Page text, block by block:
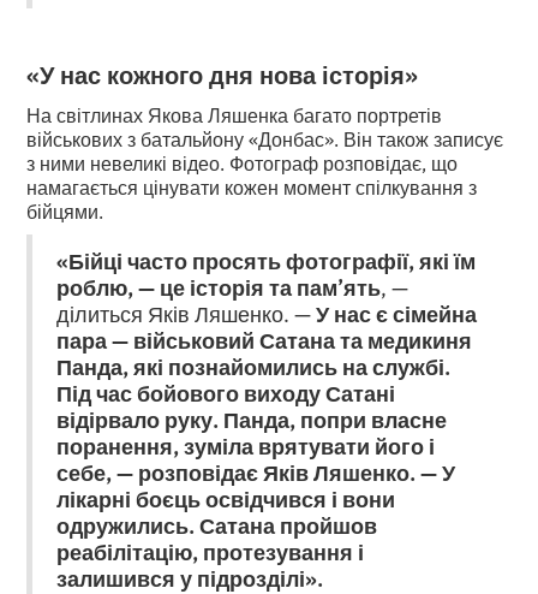
«У нас кожного дня нова історія»
На світлинах Якова Ляшенка багато портретів
військових з батальйону «Донбас». Він також записує
з ними невеликі відео. Фотограф розповідає, що
намагається цінувати кожен момент спілкування з
бійцями.
«Бійці часто просять фотографії, які їм
роблю, — це історія та пам’ять, —
ділиться Яків Ляшенко. —У нас є сімейна
пара — військовий Сатана та медикиня
Панда, які познайомились на службі.
Під час бойового виходу Сатані
відірвало руку. Панда, попри власне
поранення, зуміла врятувати його і
себе, — розповідає Яків Ляшенко. — У
лікарні боєць освідчився і вони
одружились. Сатана пройшов
реабілітацію, протезування і
залишився у підрозділі».